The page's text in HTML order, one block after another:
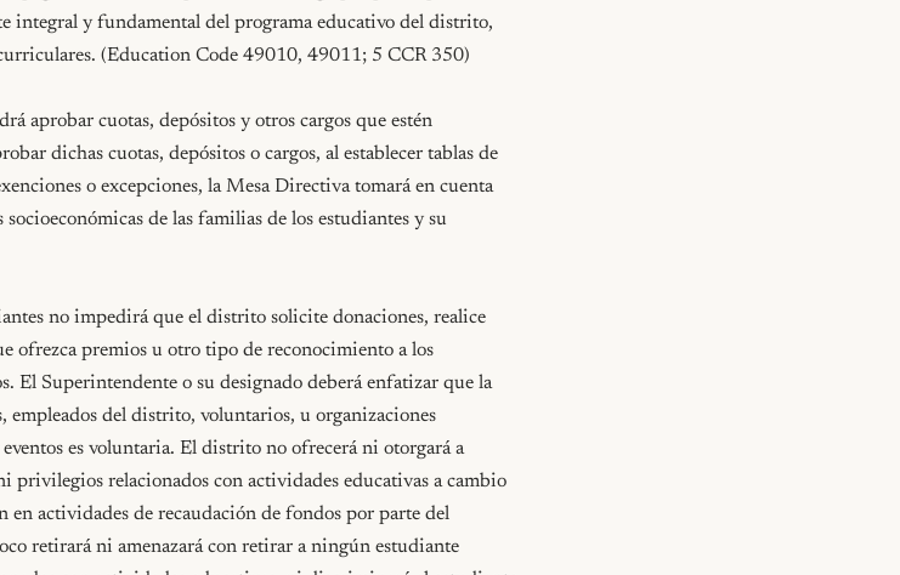
integral y fundamental del programa educativo del distrito,
(Education Code 49010, 49011; 5 CCR 350)
aprobar cuotas, depósitos y otros cargos que estén
dichas cuotas, depósitos o cargos, al establecer tablas de
o excepciones, la Mesa Directiva tomará en cuenta
de las familias de los estudiantes y su
no impedirá que el distrito solicite donaciones, realice
ofrezca premios u otro tipo de reconocimiento a los
El Superintendente o su designado deberá enfatizar que la
del distrito, voluntarios, u organizaciones
es voluntaria. El distrito no ofrecerá ni otorgará a
privilegios relacionados con actividades educativas a cambio
en actividades de recaudación de fondos por parte del
retirará ni amenazará con retirar a ningún estudiante